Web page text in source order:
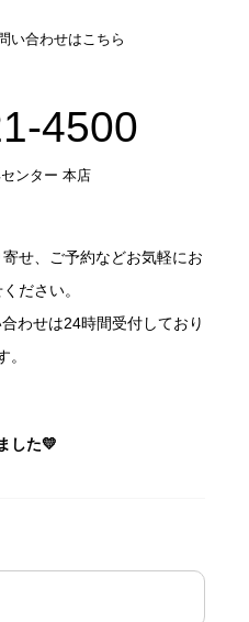
い合わせはこちら
4500
ンター 本店
せ、ご予約などお気軽にお
ださい。
わせは24時間受付しており
。
した💛